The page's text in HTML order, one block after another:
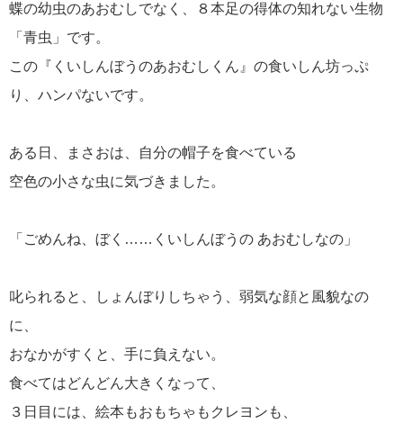
蝶の幼虫のあおむしでなく、８本足の得体の知れない生物
「青虫」です。
この『くいしんぼうのあおむしくん』の食いしん坊っぷ
り、ハンパないです。
ある日、まさおは、自分の帽子を食べている
空色の小さな虫に気づきました。
「ごめんね、ぼく……くいしんぼうの あおむしなの」
叱られると、しょんぼりしちゃう、弱気な顔と風貌なの
に、
おなかがすくと、手に負えない。
食べてはどんどん大きくなって、
３日目には、絵本もおもちゃもクレヨンも、